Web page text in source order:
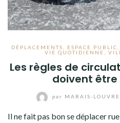
DÉPLACEMENTS ESPACE PUBLIC
VIE QUOTIDIENNE
Les règles de
doivent
par MARAIS-LOUVRE
Il ne fait pas bon se déplacer